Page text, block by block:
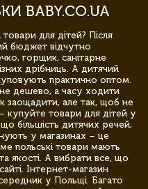
BABY.CO.UA
для дітей? Після
бюджет відчутно
горщик, санітарне
дрібниць. А дитячий
практично оптом.
дешево, а часу ходити
заощадити, але так, щоб не
купуйте товари для дітей у
більшість дитячих речей,
у магазинах – це
польські товари мають
якості. А вибрати все, що
Інтернет-магазин
у Польщі. Багато